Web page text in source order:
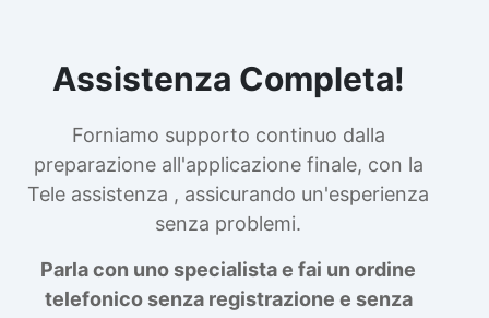
Assistenza Completa!
Forniamo supporto continuo dalla
preparazione all'applicazione finale, con la
Tele assistenza , assicurando un'esperienza
senza problemi.
Parla con uno specialista e fai un ordine
telefonico senza registrazione e senza